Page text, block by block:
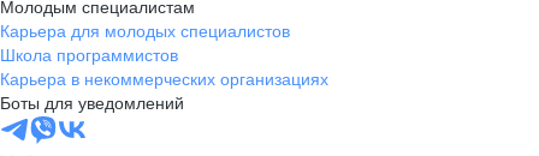
Молодым специалистам
Карьера для молодых специалистов
Школа программистов
Карьера в некоммерческих организациях
Боты для уведомлений